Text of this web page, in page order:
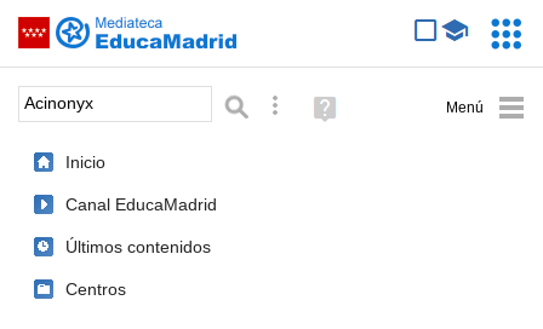
Saltar navegación
Palabra o frase: Búsqueda avanzada
Ayuda
(en
Inicio
Canal EducaMadrid
Últimos contenidos
Centros